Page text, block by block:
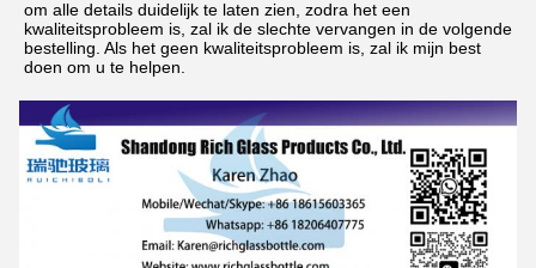
om alle details duidelijk te laten zien, zodra het een
kwaliteitsprobleem is, zal ik de slechte vervangen in de volgende
bestelling. Als het geen kwaliteitsprobleem is, zal ik mijn best
doen om u te helpen.